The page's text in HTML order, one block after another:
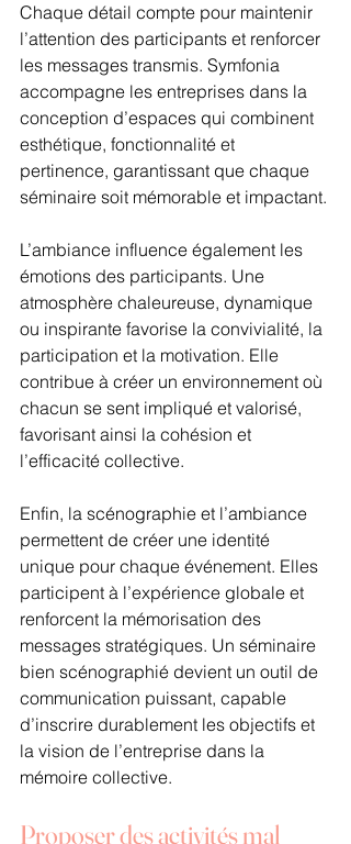
Chaque détail compte pour maintenir
l’attention des participants et renforcer
les messages transmis. Symfonia
accompagne les entreprises dans la
conception d’espaces qui combinent
esthétique, fonctionnalité et
pertinence, garantissant que chaque
séminaire soit mémorable et impactant.
L’ambiance influence également les
émotions des participants. Une
atmosphère chaleureuse, dynamique
ou inspirante favorise la convivialité, la
participation et la motivation. Elle
contribue à créer un environnement où
chacun se sent impliqué et valorisé,
favorisant ainsi la cohésion et
l’efficacité collective.
Enfin, la scénographie et l’ambiance
permettent de créer une identité
unique pour chaque événement. Elles
participent à l’expérience globale et
renforcent la mémorisation des
messages stratégiques. Un séminaire
bien scénographié devient un outil de
communication puissant, capable
d’inscrire durablement les objectifs et
la vision de l’entreprise dans la
mémoire collective.
Proposer des activités mal